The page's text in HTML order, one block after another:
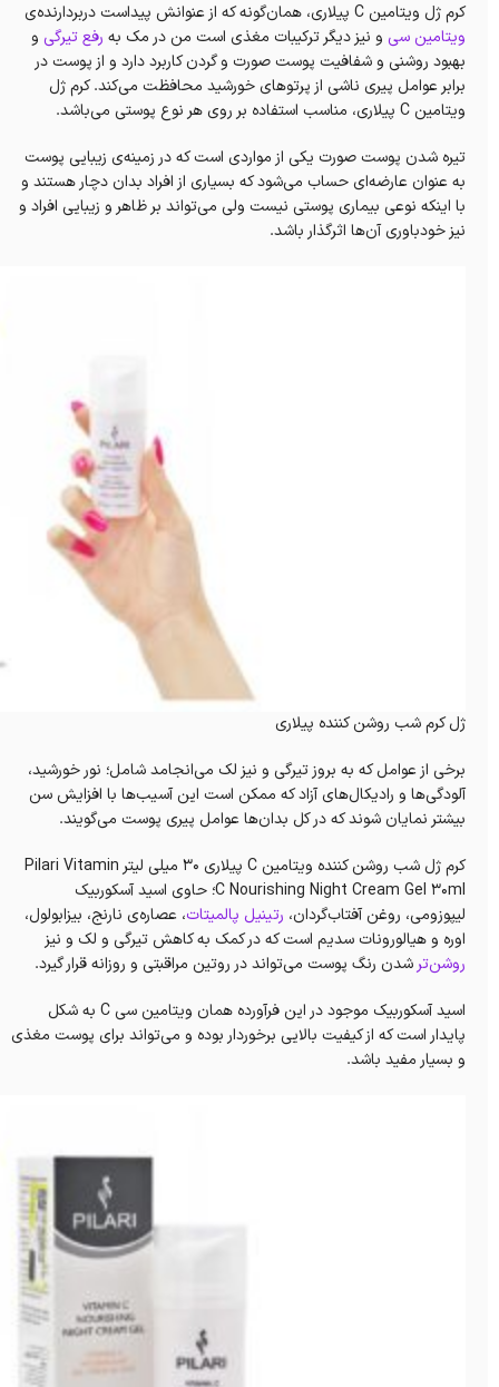
کرم ژل ویتامین C پیلاری، همان‌گونه که از عنوانش پیداست دربردارنده‌ی
ویتامین سی و نیز دیگر ترکیبات مغذی است من در مک به رفع تیرگی و
بهبود روشنی و شفافیت پوست صورت و‌‌ گردن کاربرد دارد و از پوست در
برابر عوامل پیری ناشی از پرتوهای خورشید محافظت‌ می‌کند. کرم ژل
ویتامین C پیلاری، مناسب استفاده بر روی هر نوع پوستی می‌باشد.
تیره شدن پوست صورت یکی از مواردی است که در زمینه‌ی زیبایی‌ پوست
به عنوان عارضه‌ای حساب می‌شود که بسیاری از افراد بدان دچار هستند و
با اینکه نوعی بیماری پوستی نیست ولی می‌تواند بر ظاهر و زیبایی افراد و
نیز خودباوری آن‌ها اثرگذار باشد.
ژل کرم شب روشن کننده پیلاری
برخی از عوامل که به بروز تیرگی و نیز لک می‌انجامد شامل؛ نور خورشید،
آلودگی‌ها و رادیکال‌های آزاد که ممکن است این آسیب‌ها با افزایش سن
بیشتر نمایان شوند که در کل بدان‌ها عوامل پیری پوست می‌گویند.
کرم ژل شب روشن کننده ویتامین C پیلاری 30 میلی‌ لیتر Pilari Vitamin
C Nourishing Night Cream Gel 30ml؛ حاوی اسید آسکوربیک
لیپوزومی، روغن آفتاب‌گردان، رتینیل پالمیتات، عصاره‌ی نارنج، بیزابولول،
اوره و هیالورونات سدیم است که در کمک به کاهش تیرگی و لک و نیز
روشن‌ترشدن رنگ پوست می‌تواند در روتین مراقبتی و روزانه قرار گیرد.
اسید آسکوربیک موجود در این فرآورده همان ویتامین سی C به شکل
پایدار است که از کیفیت بالایی برخوردار بوده و می‌تواند برای پوست مغذی
و بسیار مفید باشد.